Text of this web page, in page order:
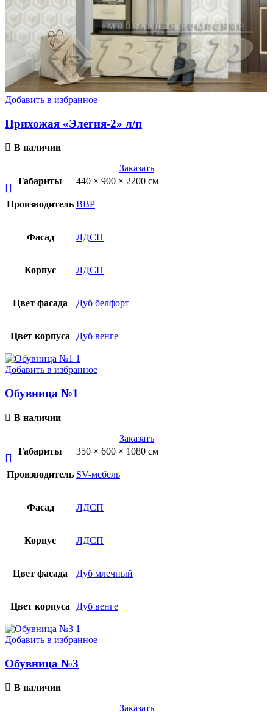
Добавить в избранное
Прихожая «Элегия-2» л/п
В наличии
Заказать
Габариты
440 × 900 × 2200 см
Производитель ВВР
Фасад ЛДСП
Корпус ЛДСП
Цвет фасада Дуб белфорт
Цвет корпуса Дуб венге
Добавить в избранное
Обувница №1
В наличии
Заказать
Габариты
350 × 600 × 1080 см
Производитель SV-мебель
Фасад ЛДСП
Корпус ЛДСП
Цвет фасада Дуб млечный
Цвет корпуса Дуб венге
Добавить в избранное
Обувница №3
В наличии
Заказать